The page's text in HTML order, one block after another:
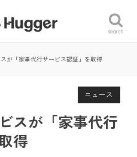
search
が「家事代行サービス認証」を取得
ニュース
スが「家事代行
得